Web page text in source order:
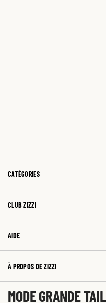
CATÉGORIES
CLUB ZIZZI
AIDE
À PROPOS DE ZIZZI
MODE GRANDE